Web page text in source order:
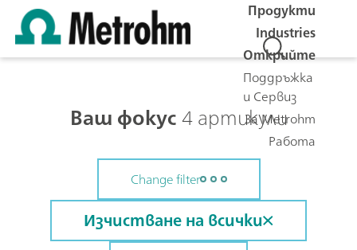
Продукти
Industries
Открийте
Поддръжка
и Сервиз
За Metrohm
Работа
Ваш фокус4 артикули
Change filter
Изчистване на всички